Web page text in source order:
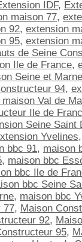
IDF,
maison 77,
92, extension
95, extension
de Seine
Ile de France,
Seine et
94,
Val de
Ile de
Seine Saint
Yvelines
bbc 91, maison
, maison bbc
bbc Ile de
bbc Seine
, maison bbc
77, Maison
92,
95,